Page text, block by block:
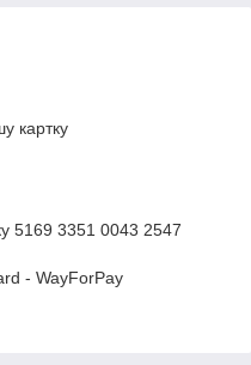
картку
5169 3351 0043 2547
- WayForPay